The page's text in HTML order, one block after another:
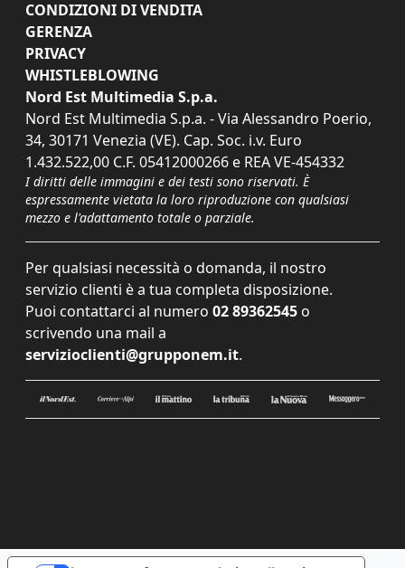
CONDIZIONI DI VENDITA
GERENZA
PRIVACY
WHISTLEBLOWING
Nord Est Multimedia S.p.a.
Nord Est Multimedia S.p.a. - Via Alessandro Poerio,
34, 30171 Venezia (VE). Cap. Soc. i.v. Euro
1.432.522,00 C.F. 05412000266 e REA VE-454332
I diritti delle immagini e dei testi sono riservati. È
espressamente vietata la loro riproduzione con qualsiasi
mezzo e l'adattamento totale o parziale.
Per qualsiasi necessità o domanda, il nostro
servizio clienti è a tua completa disposizione.
Puoi contattarci al numero 02 89362545 o
scrivendo una mail a
servizioclienti@grupponem.it.